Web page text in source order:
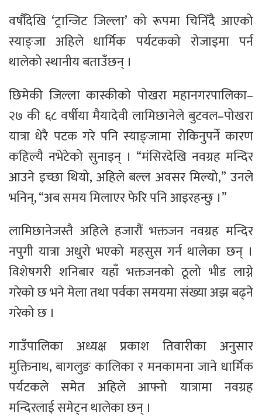
वर्षौंदेखि ‘ट्रान्जिट जिल्ला’ को रूपमा चिनिँदै आएको
स्याङ्जा अहिले धार्मिक पर्यटकको रोजाइमा पर्न
थालेको स्थानीय बताउँछन् ।
छिमेकी जिल्ला कास्कीको पोखरा महानगरपालिका–
२७ की ६८ वर्षीया मैयादेवी लामिछानेले बुटवल–पोखरा
यात्रा धेरै पटक गरे पनि स्याङ्जामा रोकिनुपर्ने कारण
कहिल्यै नभेटेको सुनाइन् । “मंसिरदेखि नवग्रह मन्दिर
आउने इच्छा थियो, अहिले बल्ल अवसर मिल्यो,” उनले
भनिन्, “अब समय मिलाएर फेरि पनि आइरहन्छु ।”
लामिछानेजस्तै अहिले हजारौं भक्तजन नवग्रह मन्दिर
नपुगी यात्रा अधुरो भएको महसुस गर्न थालेका छन् ।
विशेषगरी शनिबार यहाँ भक्तजनको ठूलो भीड लाग्ने
गरेको छ भने मेला तथा पर्वका समयमा संख्या अझ बढ्ने
गरेको छ ।
गाउँपालिका अध्यक्ष प्रकाश तिवारीका अनुसार
मुक्तिनाथ, बागलुङ कालिका र मनकामना जाने धार्मिक
पर्यटकले समेत अहिले आफ्नो यात्रामा नवग्रह
मन्दिरलाई समेट्न थालेका छन् ।